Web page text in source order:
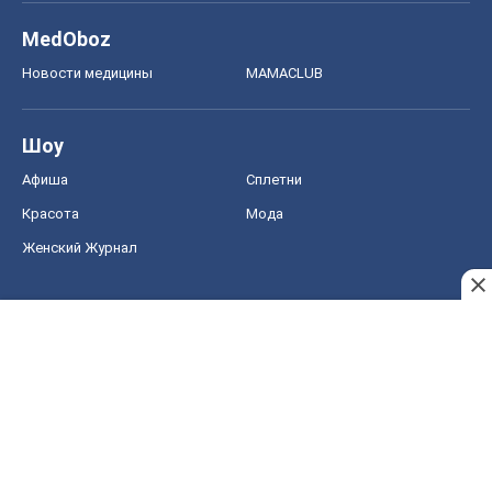
MedOboz
Новости медицины MAMACLUB
Шоу
Афиша Сплетни
Красота Мода
Женский Журнал